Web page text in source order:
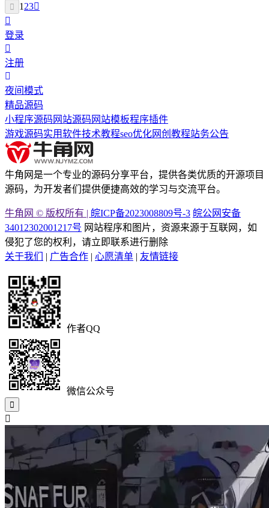
1 23
登录
注册
夜间模式
精品源码
小程序源码 网站源码 网站模板程序插件
游戏源码实用软件技术教程seo优化网创教程站务公告
牛角网是一个专业的源码分享平台，提供各类优质的开源项目
源码，为开发者们提供便捷高效的学习与交流平台。
牛角网 © 版权所有 | 皖ICP备2023008809号-3 皖公网安备
34012302001217号 网站程序和图片，资源来源于互联网，如
侵犯了您的权利，请立即联系进行删除
关于我们
| 广告合作 | 心愿清单 | 友情链接
作者QQ
微信公众号